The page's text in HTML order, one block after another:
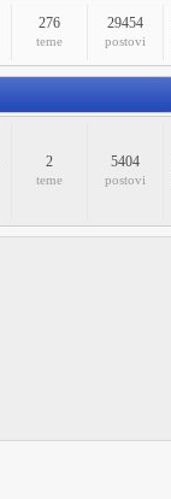
276
teme
29454
postovi
2
teme
5404
postovi